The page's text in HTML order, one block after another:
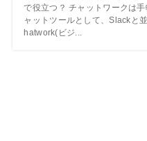
で役立つ？ チャットワークは
ャットツールとして、Slackと
hatwork(ビジ...